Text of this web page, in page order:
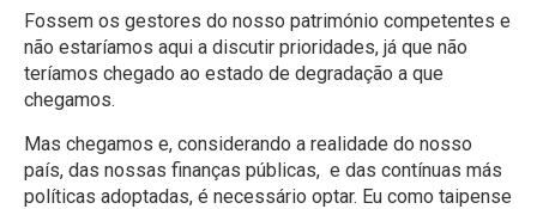
Fossem os gestores do nosso património competentes e
não estaríamos aqui a discutir prioridades, já que não
teríamos chegado ao estado de degradação a que
chegamos.
Mas chegamos e, considerando a realidade do nosso
país, das nossas finanças públicas, e das contínuas más
políticas adoptadas, é necessário optar. Eu como taipense